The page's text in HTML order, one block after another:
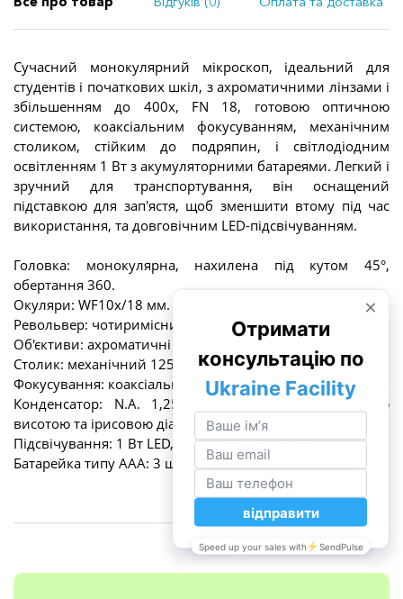
Сучасний монокулярний мікроскоп, ідеальний для
студентів і початкових шкіл, з ахроматичними лінзами і
збільшенням до 400x, FN 18, готовою оптичною
системою, коаксіальним фокусуванням, механічним
столиком, стійким до подряпин, і світлодіодним
освітленням 1 Вт з акумуляторними батареями. Легкий і
зручний для транспортування, він оснащений
підставкою для зап'ястя, щоб зменшити втому під час
використання, та довговічним LED-підсвічуванням.
Головка: монокулярна, нахилена під кутом 45°,
обертання 360.
Окуляри: WF10x/18 мм.
Револьвер: чотиримісний, перевернутий.
Об'єктиви: ахроматичні 4x/10x/40x.
Столик: механічний 125×125 мм, рух 62×24 мм.
Фокусування: коаксіальне, макро- та мікрофокусування.
Конденсатор: N.A. 1,25 типу Аббе з регульованою
висотою та ірисовою діафрагмою
Підсвічування: 1 Вт LED, регулювання яскравості.
Батарейка типу ААА: 3 шт.